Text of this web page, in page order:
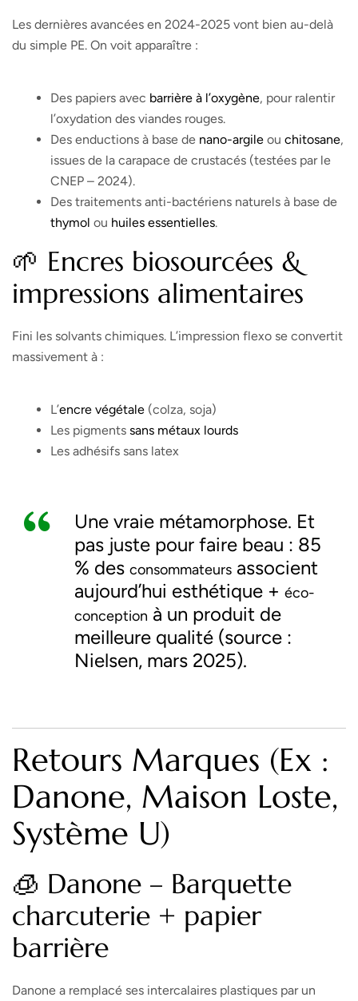
Les dernières avancées en 2024-2025 vont bien au-delà
du simple PE. On voit apparaître :
Des papiers avec barrière à l’oxygène, pour ralentir
l’oxydation des viandes rouges.
Des enductions à base de nano-argile ou chitosane,
issues de la carapace de crustacés (testées par le
CNEP – 2024).
Des traitements anti-bactériens naturels à base de
thymol ou huiles essentielles.
🌱 Encres biosourcées &
impressions alimentaires
Fini les solvants chimiques. L’impression flexo se convertit
massivement à :
L’encre végétale (colza, soja)
Les pigments sans métaux lourds
Les adhésifs sans latex
Une vraie métamorphose. Et
pas juste pour faire beau : 85
% des consommateurs associent
aujourd’hui esthétique + éco-
conception à un produit de
meilleure qualité (source :
Nielsen, mars 2025).
Retours Marques (ex :
Danone, Maison Loste,
Système U)
🧊 Danone – Barquette
charcuterie + papier
barrière
Danone a remplacé ses intercalaires plastiques par un